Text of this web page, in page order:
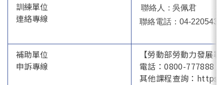
訓練單位
連絡專線
聯絡人：吳佩君
聯絡電話：04-
補助單位
申訴專線
【勞動部勞動力發展
電話：0800-777888
其他課程查詢：